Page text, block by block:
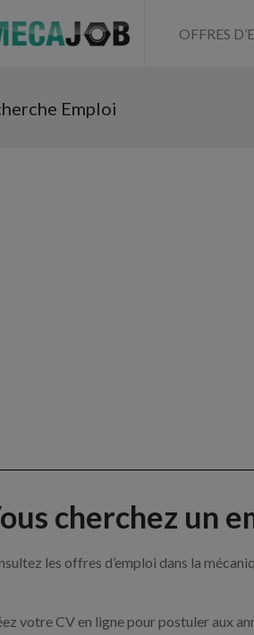
OFFRES
Emploi
cherchez un
les offres d’emploi dans la
votre CV en ligne pour postuler aux